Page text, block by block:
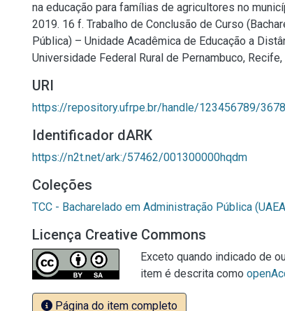
na educação para famílias de agricultores no
2019. 16 f. Trabalho de Conclusão de Curso
Pública) – Unidade Acadêmica de Educação a
Universidade Federal Rural de Pernambuco, Recife,
URI
https://repository.ufrpe.br/handle/123456789/3678
Identificador dARK
https://n2t.net/ark:/57462/001300000hqdm
Coleções
TCC - Bacharelado em Administração Pública
Licença Creative Commons
Exceto quando indicado de
item é descrita como
Página do item completo